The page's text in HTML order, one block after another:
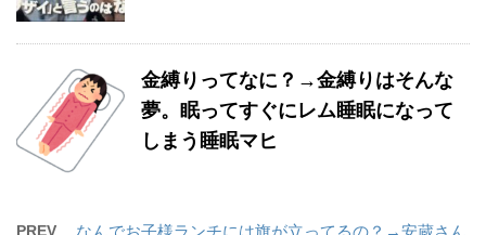
金縛りってなに？→金縛りはそんな
夢。眠ってすぐにレム睡眠になって
しまう睡眠マヒ
PREV
なんでお子様ランチには旗が立ってるの？→安蔵さん